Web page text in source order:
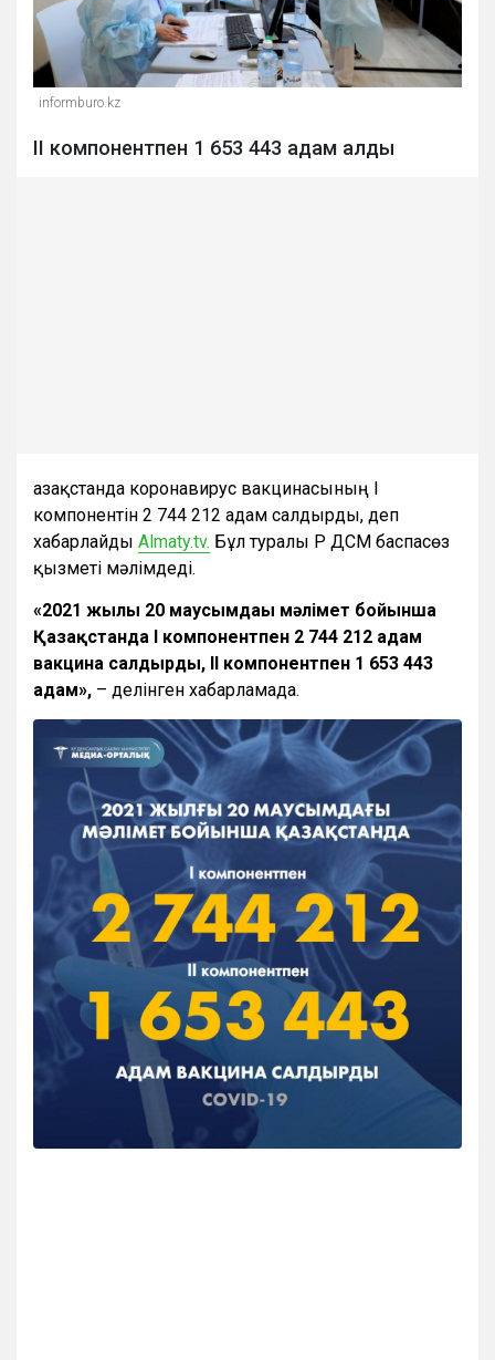
informburo.kz
II компонентпен 1 653 443 адам алды
Қазақстанда коронавирус вакцинасының I
компонентін 2 744 212 адам салдырды, деп
хабарлайды Almaty.tv. Бұл туралы ҚР ДСМ баспасөз
қызметі мәлімдеді.
«2021 жылғы 20 маусымдағы мәлімет бойынша
Қазақстанда I компонентпен 2 744 212 адам
вакцина салдырды, II компонентпен 1 653 443
адам», – делінген хабарламада.